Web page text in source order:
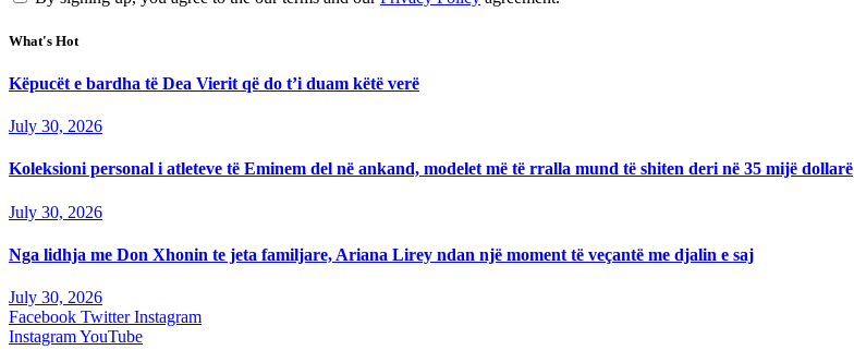
What's Hot
Këpucët e bardha të Dea Vierit që do t’i duam këtë verë
July 30, 2026
Koleksioni personal i atleteve të Eminem del në ankand, modelet më të rralla mund të shiten deri në 35 mijë dollarë
July 30, 2026
Nga lidhja me Don Xhonin te jeta familjare, Ariana Lirey ndan një moment të veçantë me djalin e saj
July 30, 2026
Facebook Twitter Instagram
InstagramYouTube